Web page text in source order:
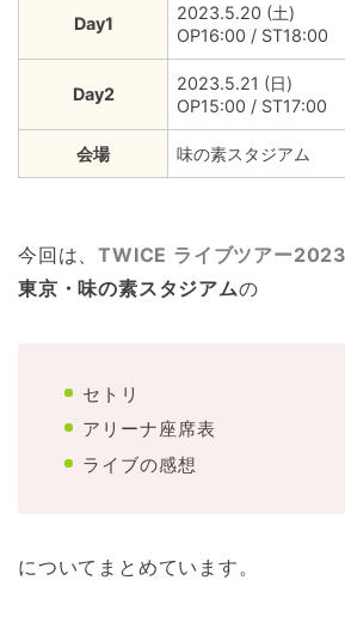
Day1
2023.5.20 (土)
OP16:00 / ST18:00
Day2
2023.5.21 (日)
OP15:00 / ST17:00
会場 味の素スタジアム
今回は、TWICE ライブツアー
東京・味の素スタジアムの
セトリ
アリーナ座席表
ライブの感想
についてまとめています。